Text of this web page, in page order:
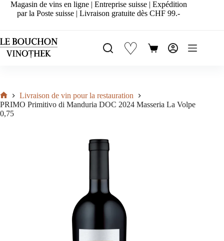
PasserMagasin de vins en ligne | Entreprise suisse | Expédition
par la Poste suisse | Livraison gratuite dès CHF 99.-
♡
Panier
Accueil
Livraison de vin pour la restauration
PRIMO Primitivo di Manduria DOC 2024 Masseria La Volpe
0,75